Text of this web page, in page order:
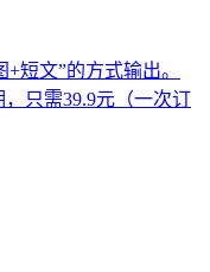
短文”的方式输出。
只需39.9元（一次订